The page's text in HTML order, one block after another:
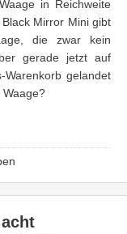
in Reichweite
Mirror Mini gibt
die zwar kein
gerade jetzt auf
Warenkorb gelandet
Waage?